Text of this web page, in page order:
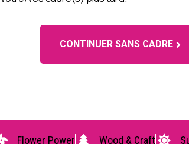
CONTINUER SANS CADRE
Flower Power Wood & Craft